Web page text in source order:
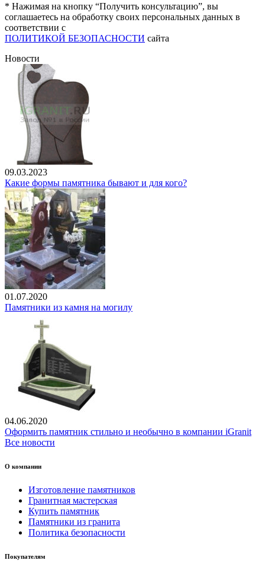
* Нажимая на кнопку “Получить консультацию”, вы
соглашаетесь на обработку своих персональных данных в
соответствии с
ПОЛИТИКОЙ БЕЗОПАСНОСТИ сайта
Новости
09.03.2023
Какие формы памятника бывают и для кого?
01.07.2020
Памятники из камня на могилу
04.06.2020
Оформить памятник стильно и необычно в компании iGranit
Все новости
О компании
Изготовление памятников
Гранитная мастерская
Купить памятник
Памятники из гранита
Политика безопасности
Покупателям